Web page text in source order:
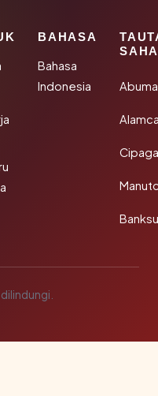
BAHASA
Bahasa
Indonesia